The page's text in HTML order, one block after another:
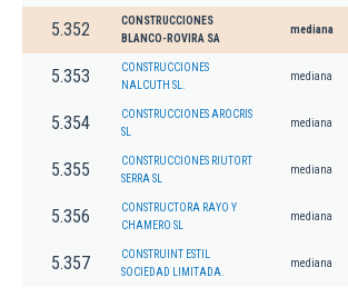
5.352
CONSTRUCCIONES
BLANCO-ROVIRA SA
mediana
5.353
CONSTRUCCIONES
NALCUTH SL.
mediana
5.354
CONSTRUCCIONES AROCRIS
SL
mediana
5.355
CONSTRUCCIONES RIUTORT
SERRA SL
mediana
5.356
CONSTRUCTORA RAYO Y
CHAMERO SL
mediana
5.357
CONSTRUINT ESTIL
SOCIEDAD LIMITADA.
mediana